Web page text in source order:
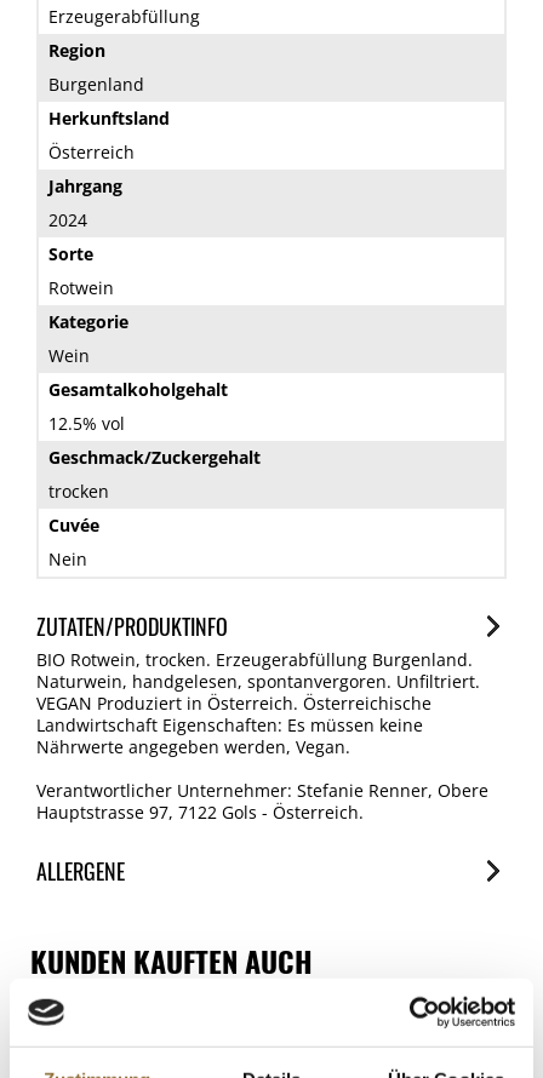
Erzeugerabfüllung
Region
Burgenland
Herkunftsland
Österreich
Jahrgang
2024
Sorte
Rotwein
Kategorie
Wein
Gesamtalkoholgehalt
12.5% vol
Geschmack/Zuckergehalt
trocken
Cuvée
Nein
ZUTATEN/PRODUKTINFO
BIO Rotwein, trocken. Erzeugerabfüllung Burgenland.
Naturwein, handgelesen, spontanvergoren. Unfiltriert.
VEGAN Produziert in Österreich. Österreichische
Landwirtschaft Eigenschaften: Es müssen keine
Nährwerte angegeben werden, Vegan.
Verantwortlicher Unternehmer: Stefanie Renner, Obere
Hauptstrasse 97, 7122 Gols - Österreich.
ALLERGENE
Spuren / Enthalten
SO2/Sulfite
Enthalten
KUNDEN KAUFTEN AUCH
2024er Riesling QW, trocken, 11,5 %
Art.Nr.:68907